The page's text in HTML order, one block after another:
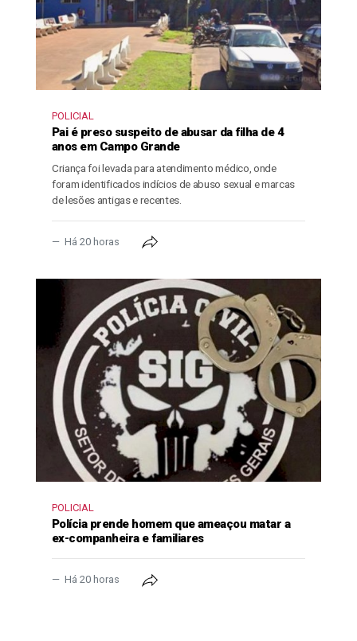
POLICIAL
Pai é preso suspeito de abusar da filha de 4
anos em Campo Grande
Criança foi levada para atendimento médico, onde
foram identificados indícios de abuso sexual e marcas
de lesões antigas e recentes.
Há 20 horas
POLICIAL
Polícia prende homem que ameaçou matar a
ex-companheira e familiares
Há 20 horas